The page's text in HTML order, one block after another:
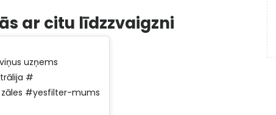
ar citu līdzzvaigzni
uzņems
#
#yesfilter-mums